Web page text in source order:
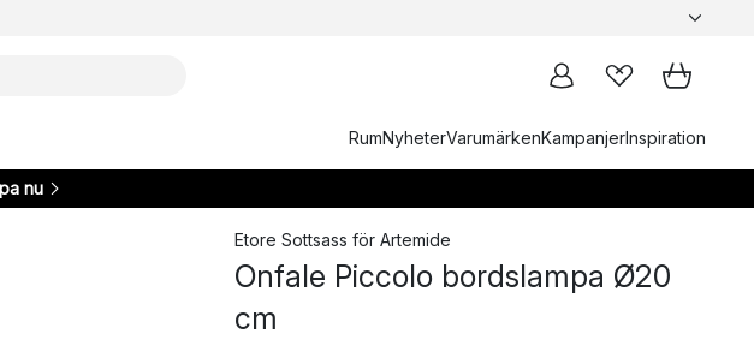
RumNyheterVarumärkenKampanjerInspiration
nu
Etore Sottsass för Artemide
Onfale Piccolo bordslampa Ø20
cm